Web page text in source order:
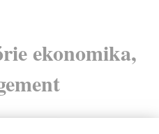
ekonomika,